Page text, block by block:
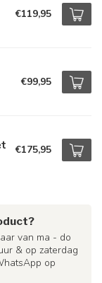
€119,95
€99,95
€175,95
van ma - do
& op zaterdag
op